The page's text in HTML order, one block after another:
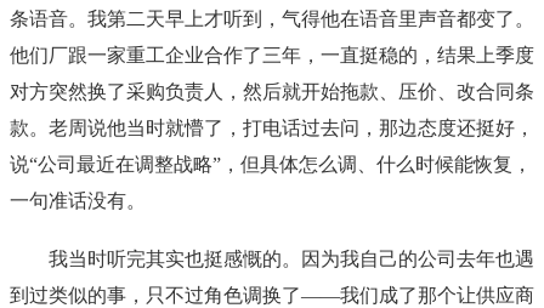
条语音。我第二天早上才听到，气得他在语音里声音都变了。
他们厂跟一家重工企业合作了三年，一直挺稳的，结果上季度
对方突然换了采购负责人，然后就开始拖款、压价、改合同条
款。老周说他当时就懵了，打电话过去问，那边态度还挺好，
说“公司最近在调整战略”，但具体怎么调、什么时候能恢复，
一句准话没有。
我当时听完其实也挺感慨的。因为我自己的公司去年也遇
到过类似的事，只不过角色调换了——我们成了那个让供应商